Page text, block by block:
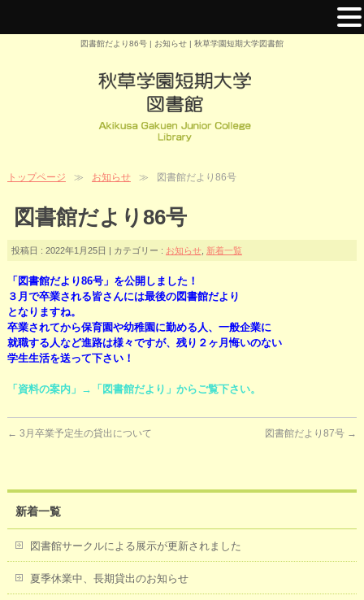
図書館だより86号 | お知らせ | 秋草学園短期大学図書館
トップページ お知らせ 図書館だより86号
図書館だより86号
投稿日 : 2022年1月25日 | カテゴリー : お知らせ, 新着一覧
「図書館だより86号」を公開しました！
３月で卒業される皆さんには最後の図書館だより
となりますね。
卒業されてから保育園や幼稚園に勤める人、一般企業に
就職する人など進路は様々ですが、残り２ヶ月悔いのない
学生生活を送って下さい！
「資料の案内」→「図書館だより」からご覧下さい。
← 3月卒業予定生の貸出について 図書館だより87号 →
新着一覧
図書館サークルによる展示が更新されました
夏季休業中、長期貸出のお知らせ